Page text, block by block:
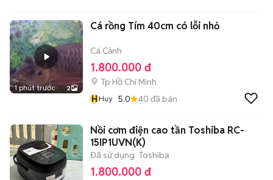
1 phút trước 2
Cá rồng Tím 40cm có lỗi nhỏ
Cá Cảnh
1.800.000 đ
Tp Hồ Chí Minh
HHuy 5.0 40 đã bán
Nồi cơm điện cao tần Toshiba RC-
15IP1UVN(K)
Đã sử dụng Toshiba
1.800.000 đ